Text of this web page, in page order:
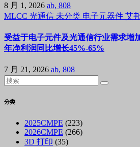
8 月 1, 2026 ab, 808
MLCC 光通信 未分类 电子元器件 艾
受益于电子元件及光通信行业需求增
年净利润同比增长45%-65%
7 月 21, 2026 ab, 808
分类
2025CMPE (223)
2026CMPE (266)
3D 打印 (35)